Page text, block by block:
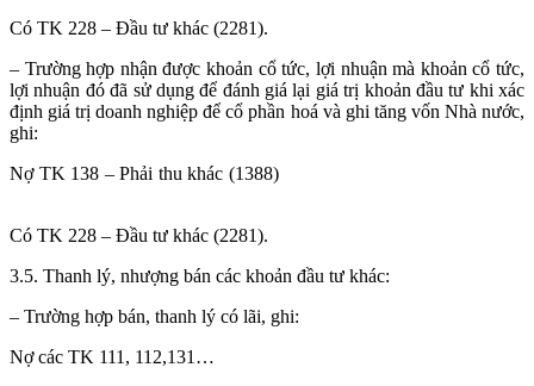
Có TK 228 – Đầu tư khác (2281).
– Trường hợp nhận được khoản cổ tức, lợi nhuận mà khoản cổ tức,
lợi nhuận đó đã sử dụng để đánh giá lại giá trị khoản đầu tư khi xác
định giá trị doanh nghiệp để cổ phần hoá và ghi tăng vốn Nhà nước,
ghi:
Nợ TK 138 – Phải thu khác (1388)
Có TK 228 – Đầu tư khác (2281).
3.5. Thanh lý, nhượng bán các khoản đầu tư khác:
– Trường hợp bán, thanh lý có lãi, ghi:
Nợ các TK 111, 112,131…